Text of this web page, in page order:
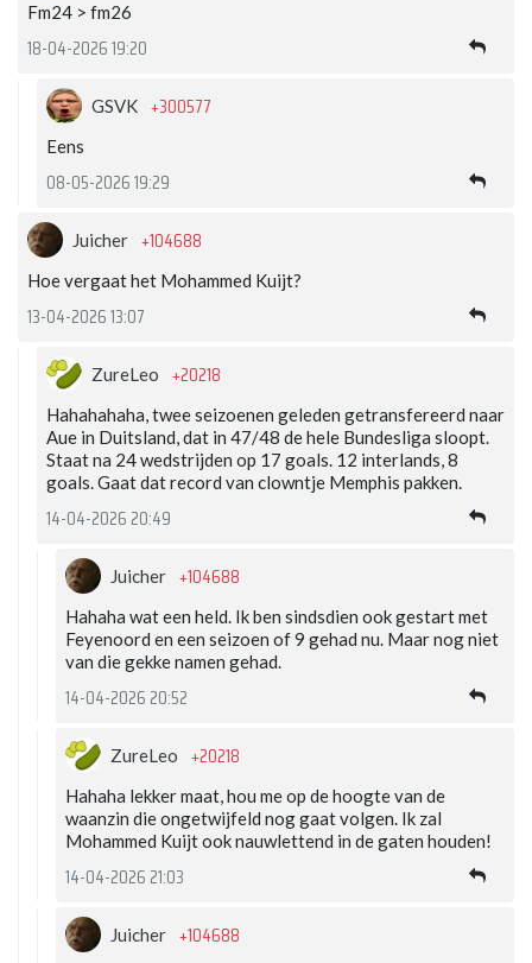
Fm24 > fm26
18-04-2026 19:20
GSVK +300577
Eens
08-05-2026 19:29
Juicher +104688
Hoe vergaat het Mohammed Kuijt?
13-04-2026 13:07
ZureLeo +20218
Hahahahaha, twee seizoenen geleden getransfereerd naar
Aue in Duitsland, dat in 47/48 de hele Bundesliga sloopt.
Staat na 24 wedstrijden op 17 goals. 12 interlands, 8
goals. Gaat dat record van clowntje Memphis pakken.
14-04-2026 20:49
Juicher +104688
Hahaha wat een held. Ik ben sindsdien ook gestart met
Feyenoord en een seizoen of 9 gehad nu. Maar nog niet
van die gekke namen gehad.
14-04-2026 20:52
ZureLeo +20218
Hahaha lekker maat, hou me op de hoogte van de
waanzin die ongetwijfeld nog gaat volgen. Ik zal
Mohammed Kuijt ook nauwlettend in de gaten houden!
14-04-2026 21:03
Juicher +104688